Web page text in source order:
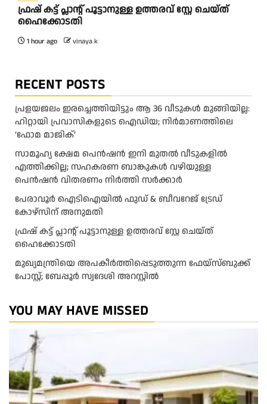
ഫ്രഷ് കട്ട് പ്ലാന്റ് പൂട്ടാനുള്ള ഉത്തരവ് സ്റ്റേ ചെയ്ത്
ഹൈക്കോടതി
1 hour ago vinaya k
RECENT POSTS
പ്രളയജലം ഇരച്ചെത്തിയിട്ടും ആ 36 വീടുകൾ മുങ്ങിയില്ല:
ഹിറ്റായി പ്രവാസികളുടെ ഐഡിയ; നിർമാണത്തിലെ
‘ഫോമ മാജിക്’
സാമൂഹ്യ ക്ഷേമ പെൻഷൻ ഇനി മുതൽ വീടുകളിൽ
എത്തിക്കില്ല; സഹകരണ ബാങ്കുകൾ വഴിയുള്ള
പെൻഷൻ വിതരണം നിർത്തി സർക്കാർ
പേരാവൂർ ഐടിഐയിൽ ഫുഡ് & ബീവറേജ് ട്രേഡ്
കോഴ്സിന് അനുമതി
ഫ്രഷ് കട്ട് പ്ലാന്റ് പൂട്ടാനുള്ള ഉത്തരവ് സ്റ്റേ ചെയ്ത്
ഹൈക്കോടതി
മുഖ്യമന്ത്രിയെ അപകീർത്തിപ്പെടുത്തുന്ന ഫേയ്സ്ബുക്ക്
പോസ്റ്റ്; ബേപ്പൂർ സ്വദേശി അറസ്റ്റിൽ
YOU MAY HAVE MISSED